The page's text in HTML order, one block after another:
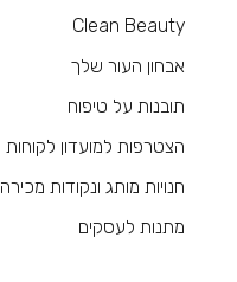
Clean Beauty
אבחון העור שלך
תובנות על טיפוח
הצטרפות למועדון לקוחות
חנויות מותג ונקודות מכירה
מתנות לעסקים